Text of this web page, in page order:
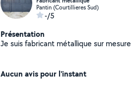
Pantin (Courtillieres Sud)
-/5
Présentation
Je suis fabricant métallique sur mesure
Aucun avis pour l'instant